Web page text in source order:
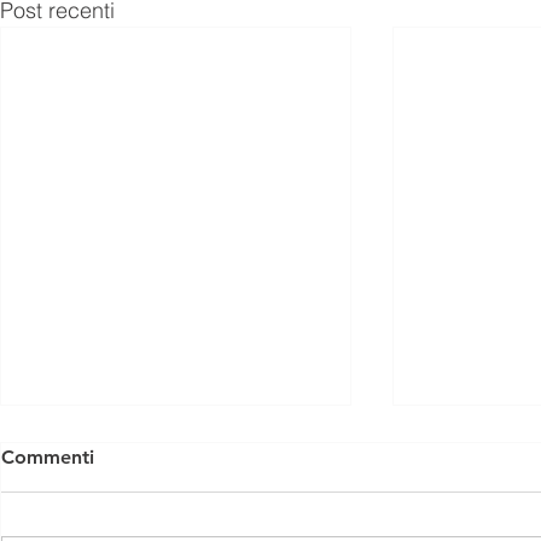
Post recenti
Commenti